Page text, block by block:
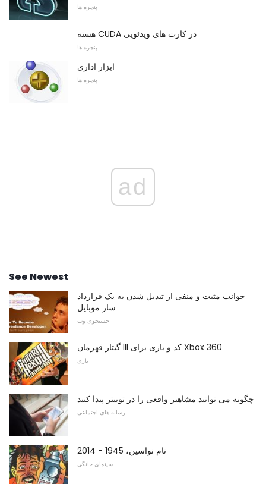
پنجره ها
هسته CUDA در کارت های ویدئویی
پنجره ها
ابزار اداری
پنجره ها
ad
See Newest
جوانب مثبت و منفی از تبدیل شدن به یک قرارداد
ساز موبایل
جستجوی وب
گیتار قهرمان III کد و بازی برای Xbox 360
بازی
چگونه می توانید مشاهیر واقعی را در توییتر پیدا کنید
رسانه های اجتماعی
تام نواسین، 1945 - 2014
سینمای خانگی